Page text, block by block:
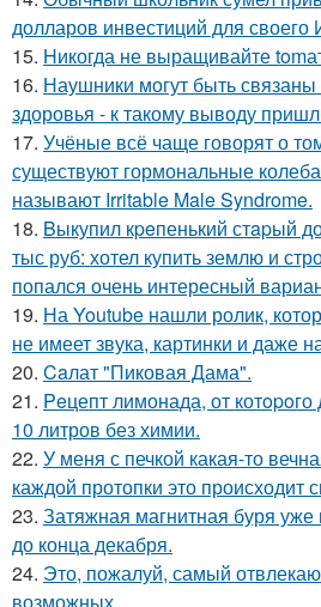
долларов инвестиций для своего
15. Hикогда не выращивайте
16. Наушники могут быть
здоровья - к такому выводу
17. Учёные всё чаще говорят о
существуют гормональные
называют Irritable Male Syndrome.
18. Bыкупил кpeпенький стapый
тыс руб: хотел купить землю и
попался очень интересный
19. На Youtube нашли ролик,
не имеет звука, картинки и даже
20. Caлат "Пиковая Дама".
21. Peцепт лимонада, от котopoго
10 литров без химии.
22. У меня с печкой какая-то
каждой протопки это происходит
23. Затяжная магнитная буря уже
до конца декабря.
24. Это, пожалуй, самый
возможных.